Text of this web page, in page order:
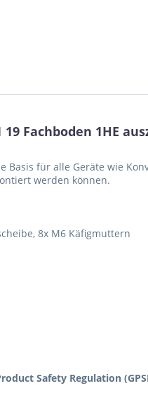
Fachboden 1HE
Basis für alle Geräte wie
werden können.
8x M6 Käfigmuttern
Safety Regulation